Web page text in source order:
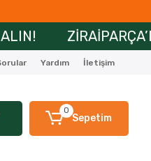
MAİL ORDER
Yardım İletişim
0
Sepetim